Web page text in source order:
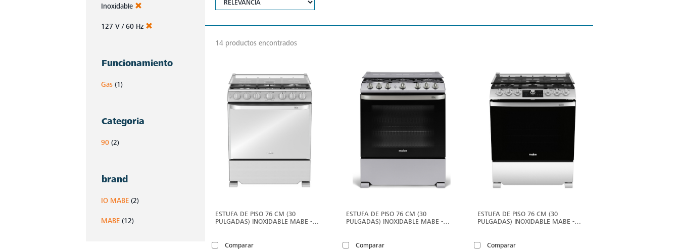
Inoxidable
127 V / 60 Hz
Funcionamiento
Gas (1)
Categoria
90 (2)
brand
IO MABE (2)
MABE (12)
14 productos encontrados
ESTUFA DE PISO 76 CM (30
PULGADAS) INOXIDABLE MABE -
Comparar
MÁS
ESTUFA DE PISO 76 CM (30
PULGADAS) INOXIDABLE MABE -
Comparar
ESTUFA DE PISO 76 CM (30
PULGADAS) INOXIDABLE MABE -
Comparar